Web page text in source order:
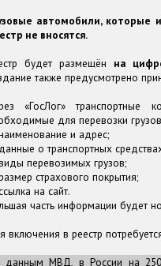
автомобили, которые
не вносятся.
будет размещён на
также предусмотрено
«ГосЛог»
для перевозки
и адрес;
о транспортных
перевозимых грузов;
страхового покрытия;
на сайт.
часть информации будет
включения в реестр
МВД, в России на